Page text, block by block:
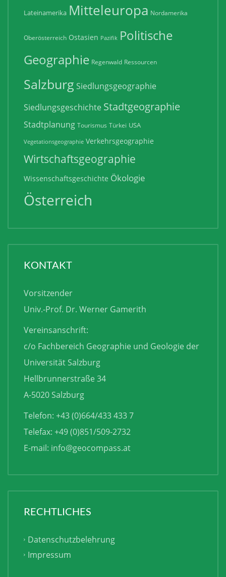
Lateinamerika Mitteleuropa Nordamerika
Oberösterreich Ostasien Pazifik Politische
Geographie Regenwald Ressourcen
Salzburg Siedlungsgeographie
Siedlungsgeschichte Stadtgeographie
Stadtplanung Tourismus Türkei USA
Vegetationsgeographie Verkehrsgeographie
Wirtschaftsgeographie
Wissenschaftsgeschichte Ökologie
Österreich
KONTAKT
Vorsitzender
Univ.-Prof. Dr. Werner Gamerith
Vereinsanschrift:
c/o Fachbereich Geographie und Geologie der
Universität Salzburg
Hellbrunnerstraße 34
A-5020 Salzburg
Telefon: +43 (0)664/433 433 7
Telefax: +49 (0)851/509-2732
E-mail: info@geocompass.at
RECHTLICHES
Datenschutzbelehrung
Impressum